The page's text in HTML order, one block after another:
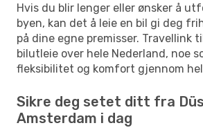
Hvis du blir lenger eller ønsker å
byen, kan det å leie en bil gi deg
på dine egne premisser. Travellink
bilutleie over hele Nederland, noe
fleksibilitet og komfort gjennom
Sikre deg setet ditt fra
Amsterdam i dag